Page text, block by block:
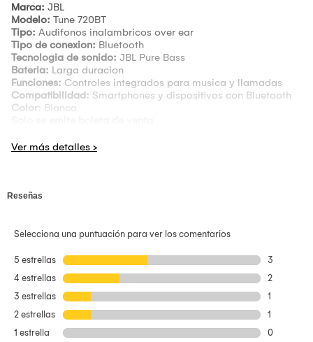
Marca: JBL
Modelo: Tune 720BT
Tipo: Audifonos inalambricos over ear
Tipo de conexion: Bluetooth
Tecnologia de sonido: JBL Pure Bass
Bateria: Larga duracion
Funciones: Controles integrados para musica y llamadas
Compatibilidad: Smartphones y dispositivos con Bluetooth
Color: Blanco
audio inalambrica estable y comoda para el uso diario. Su
graves profundos y un audio equilibrado, manteniendo
multimedia.
CONEXION BLUETOOTH ESTABLE
Funcionan mediante conexion Bluetooth, permitiendo
emparejamiento sencillo con smartphones, tablets y otros
dispositivos compatibles, ofreciendo libertad de movimiento
sin cables.